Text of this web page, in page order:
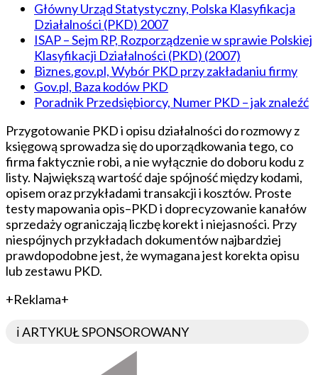
Główny Urząd Statystyczny, Polska Klasyfikacja
Działalności (PKD) 2007
ISAP – Sejm RP, Rozporządzenie w sprawie Polskiej
Klasyfikacji Działalności (PKD) (2007)
Biznes.gov.pl, Wybór PKD przy zakładaniu firmy
Gov.pl, Baza kodów PKD
Poradnik Przedsiębiorcy, Numer PKD – jak znaleźć
Przygotowanie PKD i opisu działalności do rozmowy z
księgową sprowadza się do uporządkowania tego, co
firma faktycznie robi, a nie wyłącznie do doboru kodu z
listy. Największą wartość daje spójność między kodami,
opisem oraz przykładami transakcji i kosztów. Proste
testy mapowania opis–PKD i doprecyzowanie kanałów
sprzedaży ograniczają liczbę korekt i niejasności. Przy
niespójnych przykładach dokumentów najbardziej
prawdopodobne jest, że wymagana jest korekta opisu
lub zestawu PKD.
+Reklama+
ℹ️ ARTYKUŁ SPONSOROWANY